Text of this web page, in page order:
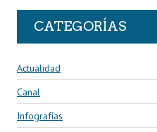
CATEGORÍAS
Actualidad
Canal
Infografías